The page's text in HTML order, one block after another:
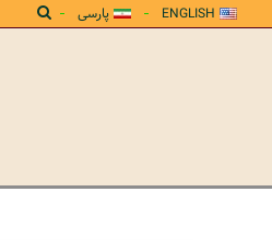
پارسی ENGLISH